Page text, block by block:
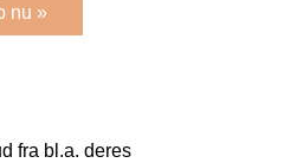
nu »
fra bl.a. deres